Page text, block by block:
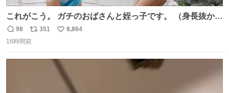
これがこう。 ガチのおばさんと姪っ子です。 （身長抜かさ
返
信
98
リ
ポ
351
い
数
8,864
16時間前